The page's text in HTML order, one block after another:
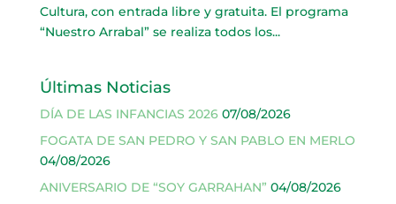
Cultura, con entrada libre y gratuita. El programa
“Nuestro Arrabal” se realiza todos los...
Últimas Noticias
DÍA DE LAS INFANCIAS 2026 07/08/2026
FOGATA DE SAN PEDRO Y SAN PABLO EN MERLO
04/08/2026
ANIVERSARIO DE “SOY GARRAHAN” 04/08/2026